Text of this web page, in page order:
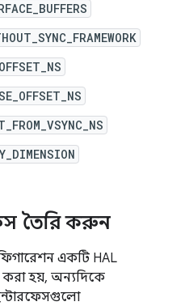
তৈরি করুন
একটি HAL
করা হয়, অন্যদিকে